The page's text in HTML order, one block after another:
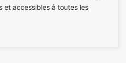
et accessibles à toutes les